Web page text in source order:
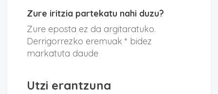
Zure iritzia partekatu nahi duzu?
Zure eposta ez da argitaratuko.
Derrigorrezko eremuak * bidez
markatuta daude
Utzi erantzuna